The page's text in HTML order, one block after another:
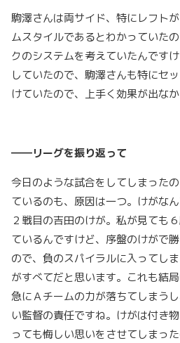
駒澤さんは両サイド、特にレフト
ムスタイルであるとわかっていた
クのシステムを考えていたんです
していたので、駒澤さんも特にセ
けていたので、上手く効果が出なか
――リーグを振り返って
今日のような試合をしてしまった
ているのも、原因は一つ。けがな
２戦目の吉田のけが。私が見ても
ているんですけど、序盤のけがで
ので、負のスパイラルに入ってし
がすべてだと思います。これも結
急にＡチームの力が落ちてしまう
い監督の責任ですね。けがは付き
っても悔しい思いをさせてしまっ